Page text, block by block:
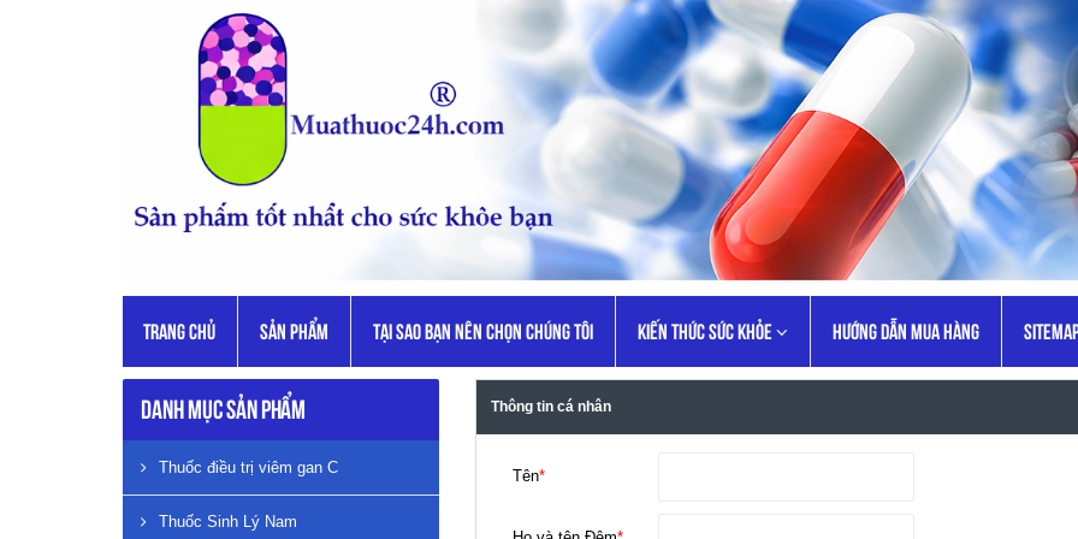
TRANG CHỦ SẢN PHẨM TẠI SAO BẠN NÊN CHỌN CHÚNG TÔI KIẾN THỨC SỨC KHỎE HƯỚNG DẪN MUA HÀNG
Danh mục sản phẩm
Thuốc điều trị viêm gan C
Thuốc Sinh Lý Nam
Thông tin cá nhân
Tên*